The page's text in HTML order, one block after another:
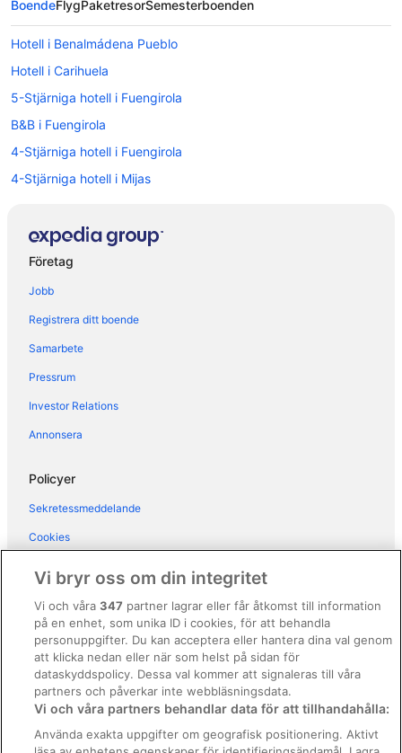
BoendeFlygPaketresorSemesterboenden
Hotell i Benalmádena Pueblo
Hotell i Carihuela
5-Stjärniga hotell i Fuengirola
B&B i Fuengirola
4-Stjärniga hotell i Fuengirola
4-Stjärniga hotell i Mijas
Hotell i Arroyo de la Miel
Hotell i Benalmádena Costa
Hotell i Benalmádena
Hotell i El Faro
Husvagnscampingar i La Cala de Mijas
Lägenheter i La Cala de Mijas
Vandrarhem i Málaga
Kapselhotell i Málaga
Privata semesterbostäder i Málaga
Riad i Málaga
B&B i Marbella
Fritidshus i Marbella
Gårdar i Marbella
Vandrarhem i Marbella
Företag
Jobb
Registrera ditt boende
Samarbete
Pressrum
Investor Relations
Annonsera
Policyer
Sekretessmeddelande
Cookies
Regler och villkor för Vrbo
Tillgänglighetsanpassning
Juridisk information/Kontakta oss
Riktlinjer för innehåll och anmäla innehåll
Vi bryr oss om din integritet
Vi och våra347 partner lagrar eller får åtkomst till information
på en enhet, som unika ID i cookies, för att behandla
personuppgifter. Du kan acceptera eller hantera dina val genom
att klicka nedan eller när som helst på sidan för
dataskyddspolicy. Dessa val kommer att signaleras till våra
partners och påverkar inte webbläsningsdata.
Vi och våra partners behandlar data för att tillhandahålla:
Använda exakta uppgifter om geografisk positionering. Aktivt